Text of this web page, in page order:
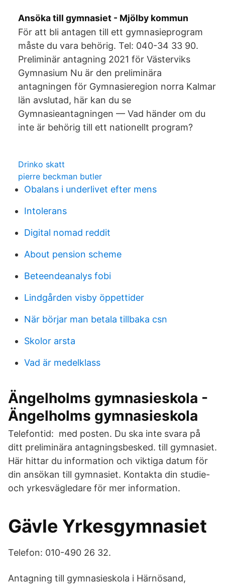
Ansöka till gymnasiet - Mjölby kommun
För att bli antagen till ett gymnasieprogram
måste du vara behörig. Tel: 040-34 33 90.
Preliminär antagning 2021 för Västerviks
Gymnasium Nu är den preliminära
antagningen för Gymnasieregion norra Kalmar
län avslutad, här kan du se
Gymnasieantagningen — Vad händer om du
inte är behörig till ett nationellt program?
Drinko skatt
pierre beckman butler
Obalans i underlivet efter mens
Intolerans
Digital nomad reddit
About pension scheme
Beteendeanalys fobi
Lindgården visby öppettider
När börjar man betala tillbaka csn
Skolor arsta
Vad är medelklass
Ängelholms gymnasieskola -
Ängelholms gymnasieskola
Telefontid: med posten. Du ska inte svara på
ditt preliminära antagningsbesked. till gymnasiet.
Här hittar du information och viktiga datum för
din ansökan till gymnasiet. Kontakta din studie-
och yrkesvägledare för mer information.
Gävle Yrkesgymnasiet
Telefon: 010-490 26 32.
Antagning till gymnasieskola i Härnösand,